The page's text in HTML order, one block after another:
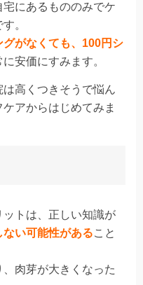
にあるもののみでケ
。
がなくても、100円シ
に安価にすみます。
高くつきそうで悩ん
アからはじめてみま
トは、 正しい知識が
ない可能性があること
肉芽が大きくなった